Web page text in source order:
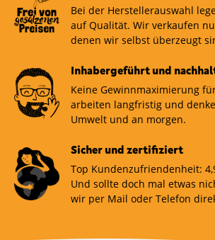
Bei der Herstellerauswahl
auf Qualität. Wir verkaufen
denen wir selbst überzeugt
Inhabergeführt und
Keine Gewinnmaximierung
arbeiten langfristig und
Umwelt und an morgen.
Sicher und zertifiziert
Top Kundenzufriendenheit:
Und sollte doch mal etwas
wir per Mail oder Telefon